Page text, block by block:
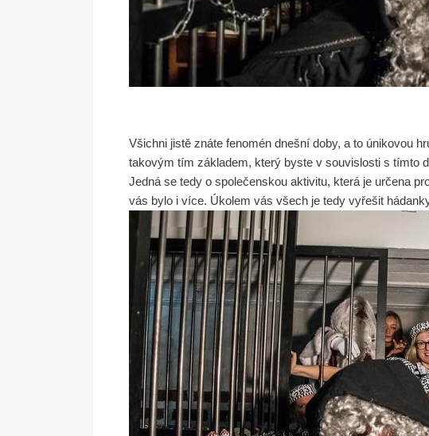
Všichni jistě znáte fenomén dnešní doby, a to únikovou
takovým tím základem, který byste v souvislosti s tímto
Jedná se tedy o společenskou aktivitu, která je určena
vás bylo i více. Úkolem vás všech je tedy vyřešit